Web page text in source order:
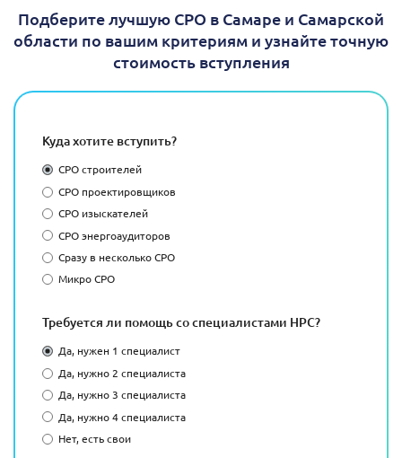
Подберите лучшую СРО в Самаре и Самарской
области по вашим критериям и узнайте точную
стоимость вступления
Куда хотите вступить?
СРО строителей
СРО проектировщиков
СРО изыскателей
СРО энергоаудиторов
Сразу в несколько СРО
Микро СРО
Требуется ли помощь со специалистами НРС?
Да, нужен 1 специалист
Да, нужно 2 специалиста
Да, нужно 3 специалиста
Да, нужно 4 специалиста
Нет, есть свои